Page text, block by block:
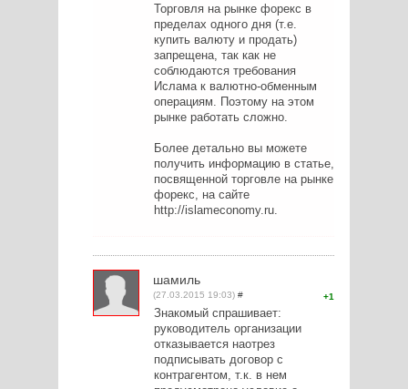
Торговля на рынке форекс в
пределах одного дня (т.е.
купить валюту и продать)
запрещена, так как не
соблюдаются требования
Ислама к валютно-обменным
операциям. Поэтому на этом
рынке работать сложно.
Более детально вы можете
получить информацию в статье,
посвященной торговле на рынке
форекс, на сайте
http://islameconomy.ru.
шамиль
(27.03.2015 19:03) # 1
Знакомый спрашивает:
руководитель организации
отказывается наотрез
подписывать договор с
контрагентом, т.к. в нем